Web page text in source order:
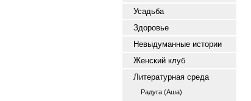
Усадьба
Здоровье
Невыдуманные истории
Женский клуб
Литературная среда
Радуга (Аша)